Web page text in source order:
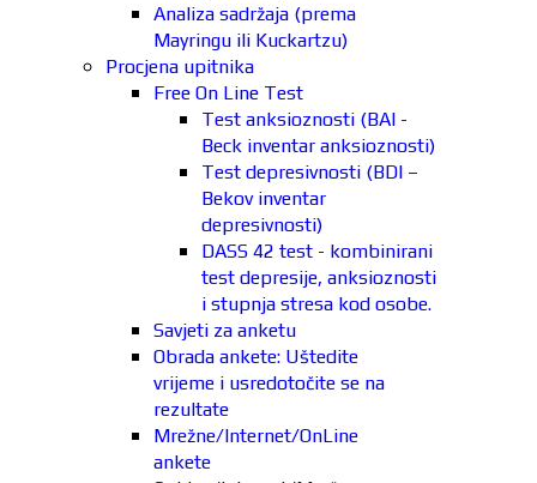
Analiza sadržaja (prema
Mayringu ili Kuckartzu)
Procjena upitnika
Free On Line Test
Test anksioznosti (BAI -
Beck inventar anksioznosti)
Test depresivnosti (BDI –
Bekov inventar
depresivnosti)
DASS 42 test - kombinirani
test depresije, anksioznosti
i stupnja stresa kod osobe.
Savjeti za anketu
Obrada ankete: Uštedite
vrijeme i usredotočite se na
rezultate
Mrežne/Internet/OnLine
ankete